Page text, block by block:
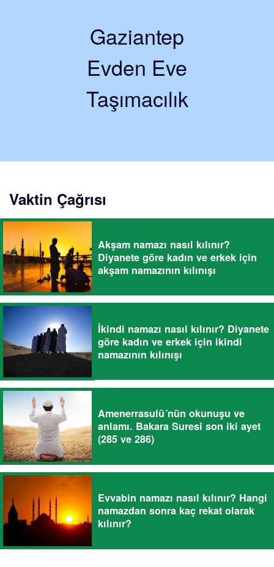
Gaziantep
Evden Eve
Taşımacılık
Vaktin Çağrısı
Akşam namazı nasıl kılınır?
Diyanete göre kadın ve erkek için
akşam namazının kılınışı
İkindi namazı nasıl kılınır? Diyanete
göre kadın ve erkek için ikindi
namazının kılınışı
Amenerrasulü´nün okunuşu ve
anlamı. Bakara Suresi son iki ayet
(285 ve 286)
Evvabin namazı nasıl kılınır? Hangi
namazdan sonra kaç rekat olarak
kılınır?